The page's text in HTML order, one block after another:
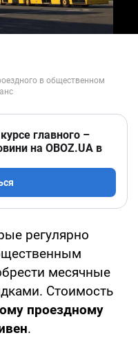
главного –
на OBOZ.UA в
регулярно
месячные
Стоимость
проездному
.